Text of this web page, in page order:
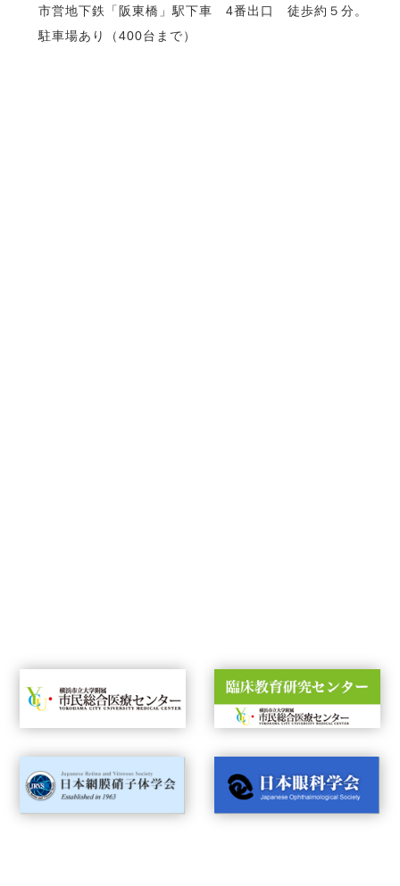
市営地下鉄「阪東橋」駅下車 4番出口 徒歩約５分。
駐車場あり（400台まで）